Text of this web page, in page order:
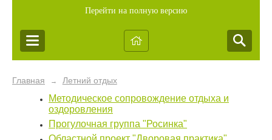
Перейти на полную версию
Главная → Летний отдых
Методическое сопровождение отдыха и
оздоровления
Прогулочная группа "Росинка"